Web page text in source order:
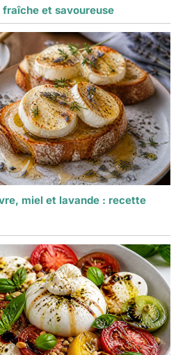
et savoureuse
miel et lavande : recette